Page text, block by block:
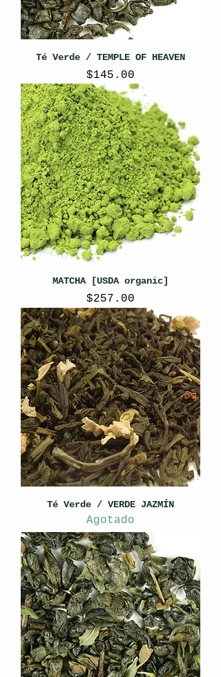
Té Verde / TEMPLE OF HEAVEN
Precio
$145.00
MATCHA [USDA organic]
Precio
$257.00
Té Verde / VERDE JAZMÍN
Agotado